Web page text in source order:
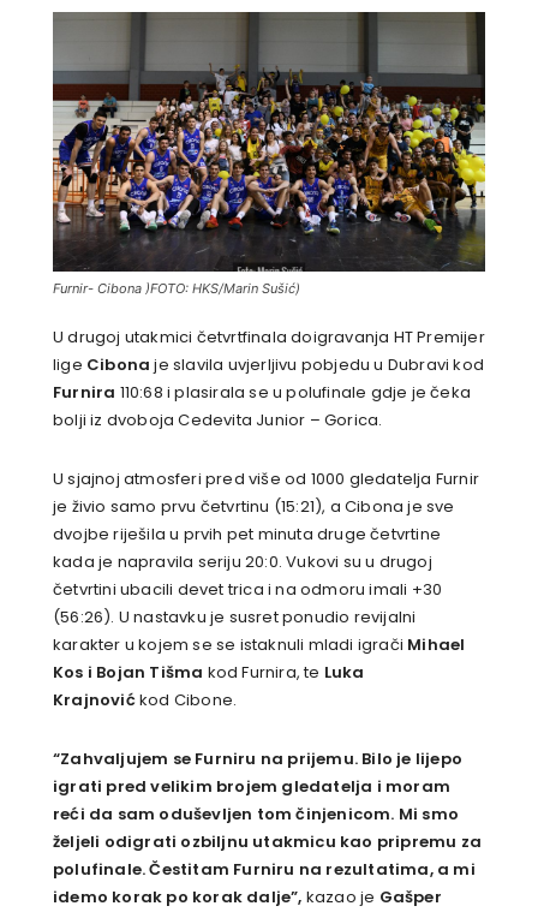
Furnir- Cibona )FOTO: HKS/Marin Sušić)
U drugoj utakmici četvrtfinala doigravanja HT Premijer
lige Cibona je slavila uvjerljivu pobjedu u Dubravi kod
Furnira 110:68 i plasirala se u polufinale gdje je čeka
bolji iz dvoboja Cedevita Junior – Gorica.
U sjajnoj atmosferi pred više od 1000 gledatelja Furnir
je živio samo prvu četvrtinu (15:21), a Cibona je sve
dvojbe riješila u prvih pet minuta druge četvrtine
kada je napravila seriju 20:0. Vukovi su u drugoj
četvrtini ubacili devet trica i na odmoru imali +30
(56:26). U nastavku je susret ponudio revijalni
karakter u kojem se se istaknuli mladi igrači Mihael
Kos i Bojan Tišma kod Furnira, te Luka
Krajnovićkod Cibone.
“Zahvaljujem se Furniru na prijemu. Bilo je lijepo
igrati pred velikim brojem gledatelja i moram
reći da sam oduševljen tom činjenicom. Mi smo
željeli odigrati ozbiljnu utakmicu kao pripremu za
polufinale. Čestitam Furniru na rezultatima, a mi
idemo korak po korak dalje”, kazao je Gašper